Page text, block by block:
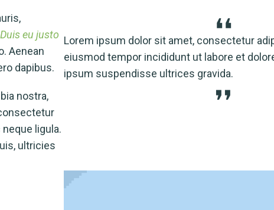
eu justo
Aenean
dapibus.
nostra,
neque ligula.
ultricies
do
Lorem ipsum dolor sit amet, consectetur
eiusmod tempor incididunt ut labore et
ipsum suspendisse ultrices gravida.